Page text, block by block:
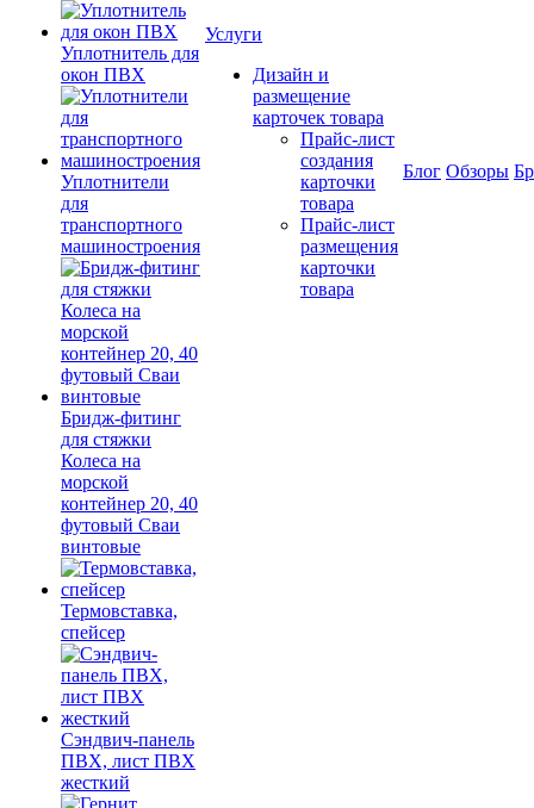
Уплотнитель для
окон ПВХ
Уплотнители
для
транспортного
машиностроения
Бридж-фитинг
для стяжки
Колеса на
морской
контейнер 20, 40
футовый Сваи
винтовые
Термовставка,
спейсер
Сэндвич-панель
ПВХ, лист ПВХ
жесткий
Услуги
Дизайн и
размещение
карточек товара
Прайс-лист
создания
карточки
товара
Прайс-лист
размещения
карточки
товара
Блог Обзоры